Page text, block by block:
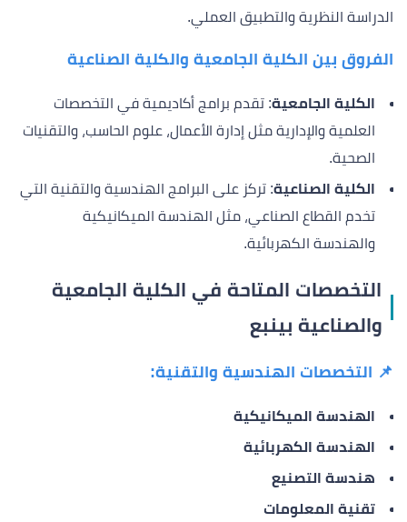
الدراسة النظرية والتطبيق العملي.
الفروق بين الكلية الجامعية والكلية الصناعية
الكلية الجامعية: تقدم برامج أكاديمية في التخصصات
العلمية والإدارية مثل إدارة الأعمال، علوم الحاسب، والتقنيات
الصحية.
الكلية الصناعية: تركز على البرامج الهندسية والتقنية التي
تخدم القطاع الصناعي، مثل الهندسة الميكانيكية
والهندسة الكهربائية.
التخصصات المتاحة في الكلية الجامعية
والصناعية بينبع
📌 التخصصات الهندسية والتقنية:
الهندسة الميكانيكية
الهندسة الكهربائية
هندسة التصنيع
تقنية المعلومات